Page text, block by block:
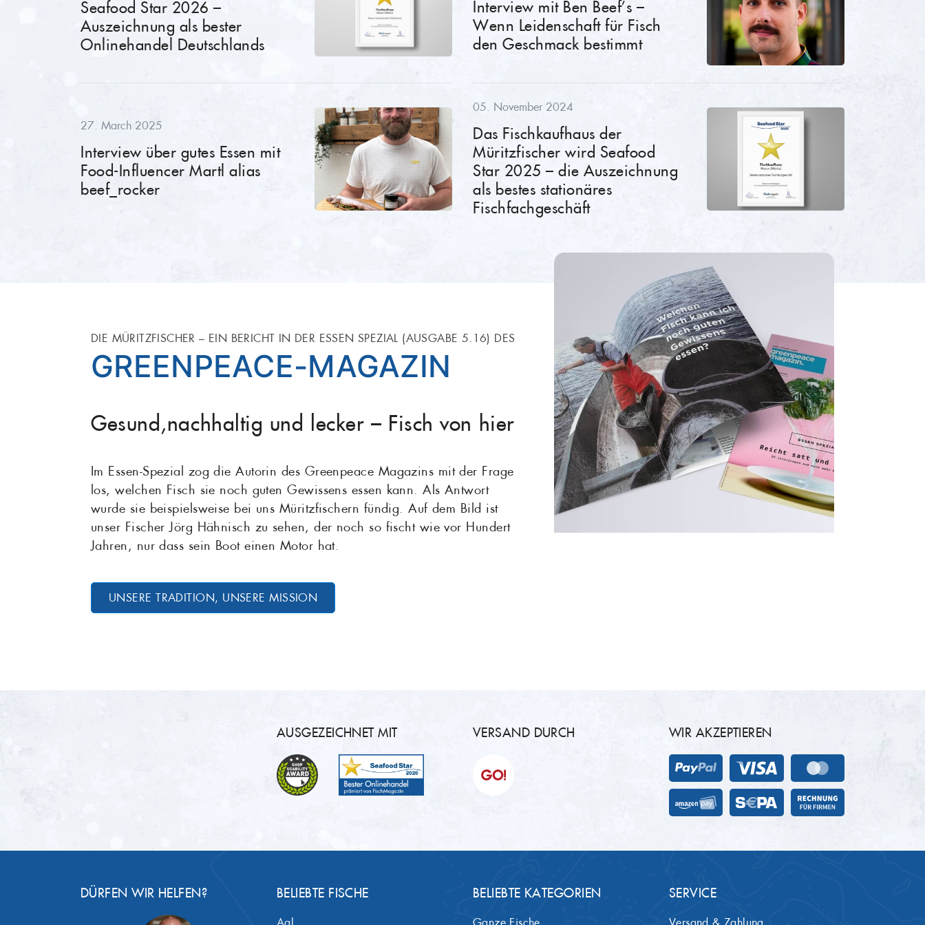
Seafood Star 2026 –
Auszeichnung als bester
Onlinehandel Deutschlands
Interview mit Ben Beef’s –
Wenn Leidenschaft für Fisch
den Geschmack bestimmt
27. March 2025
Interview über gutes Essen mit
Food-Influencer Martl alias
beef_rocker
05. November 2024
Das Fischkaufhaus der
Müritzfischer wird Seafood
Star 2025 – die Auszeichnung
als bestes stationäres
Fischfachgeschäft
DIE MÜRITZFISCHER – EIN BERICHT IN DER ESSEN SPEZIAL (AUSGABE 5.16) DES
GREENPEACE-MAGAZIN
Gesund,nachhaltig und lecker – Fisch von hier
Im Essen-Spezial zog die Autorin des Greenpeace Magazins mit der Frage
los, welchen Fisch sie noch guten Gewissens essen kann. Als Antwort
wurde sie beispielsweise bei uns Müritzfischern fündig. Auf dem Bild ist
unser Fischer Jörg Hähnisch zu sehen, der noch so fischt wie vor Hundert
Jahren, nur dass sein Boot einen Motor hat.
UNSERE TRADITION, UNSERE MISSION
AUSGEZEICHNET MIT VERSAND DURCH WIR AKZEPTIEREN
DÜRFEN WIR HELFEN? BELIEBTE FISCHE BELIEBTE KATEGORIEN SERVICE